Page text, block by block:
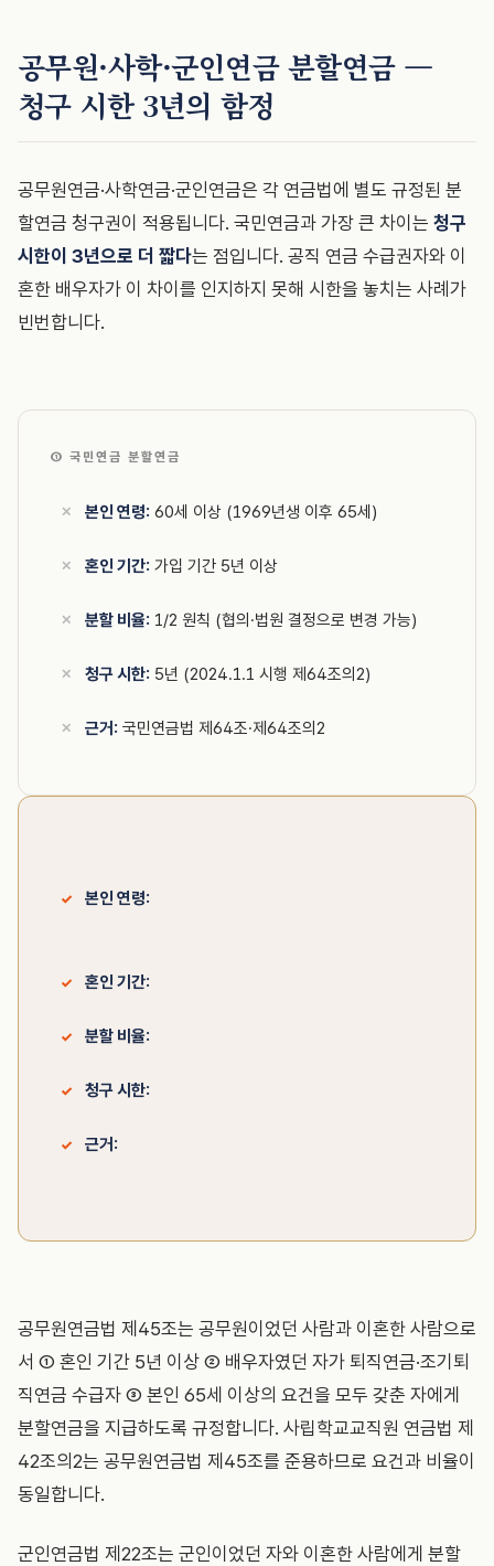
공무원·사학·군인연금 분할연금 —
청구 시한 3년의 함정
공무원연금·사학연금·군인연금은 각 연금법에 별도 규정된 분
할연금 청구권이 적용됩니다. 국민연금과 가장 큰 차이는 청구
시한이 3년으로 더 짧다는 점입니다. 공직 연금 수급권자와 이
혼한 배우자가 이 차이를 인지하지 못해 시한을 놓치는 사례가
빈번합니다.
① 국민연금 분할연금
본인 연령: 60세 이상 (1969년생 이후 65세)
혼인 기간: 가입 기간 5년 이상
분할 비율: 1/2 원칙 (협의·법원 결정으로 변경 가능)
청구 시한: 5년 (2024.1.1 시행 제64조의2)
근거: 국민연금법 제64조·제64조의2
본인 연령:
혼인 기간:
분할 비율:
청구 시한:
근거:
공무원연금법 제45조는 공무원이었던 사람과 이혼한 사람으로
서 ① 혼인 기간 5년 이상 ② 배우자였던 자가 퇴직연금·조기퇴
직연금 수급자 ③ 본인 65세 이상의 요건을 모두 갖춘 자에게
분할연금을 지급하도록 규정합니다. 사립학교교직원 연금법 제
42조의2는 공무원연금법 제45조를 준용하므로 요건과 비율이
동일합니다.
군인연금법 제22조는 군인이었던 자와 이혼한 사람에게 분할